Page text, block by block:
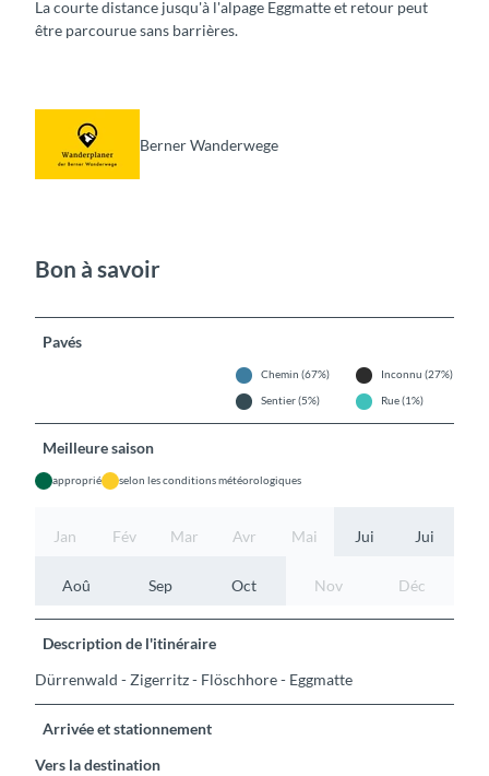
La courte distance jusqu'à l'alpage Eggmatte et retour peut
être parcourue sans barrières.
Berner Wanderwege
Bon à savoir
Pavés
Chemin (67%)
Inconnu (27%)
Sentier (5%)
Rue (1%)
Meilleure saison
approprié selon les conditions météorologiques
Jan Fév Mar Avr Mai Jui Jui
Aoû Sep Oct Nov Déc
Description de l'itinéraire
Dürrenwald - Zigerritz - Flöschhore - Eggmatte
Arrivée et stationnement
Vers la destination